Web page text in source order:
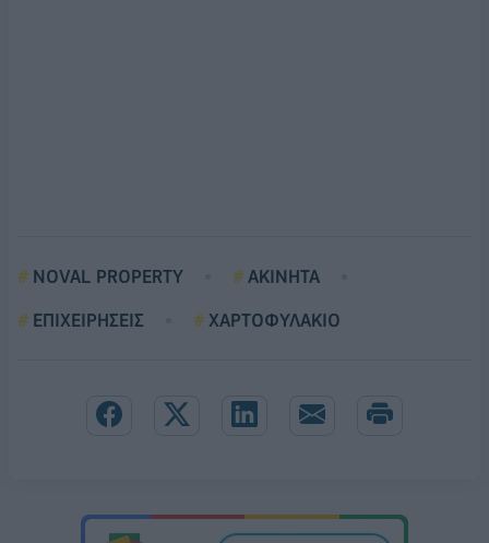
NOVAL PROPERTY
ΑΚΙΝΗΤΑ
ΕΠΙΧΕΙΡΗΣΕΙΣ
ΧΑΡΤΟΦΥΛΑΚΙΟ